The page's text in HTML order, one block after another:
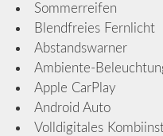
Sommerreifen
Blendfreies Fernlicht
Abstandswarner
Ambiente-
Apple CarPlay
Android Auto
Volldigitales